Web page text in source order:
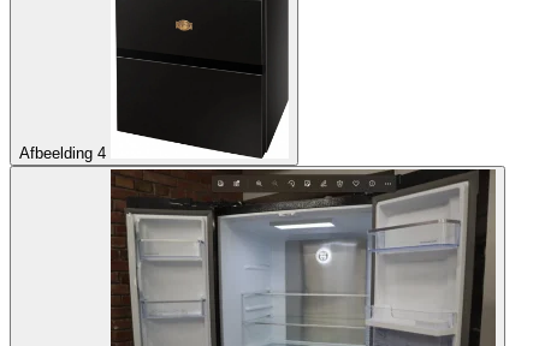
Afbeelding 4